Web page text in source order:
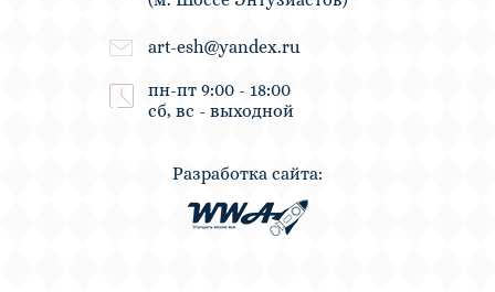
art-esh@yandex.ru
пн-пт 9:00 - 18:00
сб, вс - выходной
Разработка сайта: